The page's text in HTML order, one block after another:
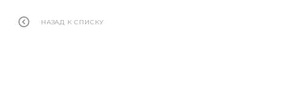
НАЗАД К СПИСКУ